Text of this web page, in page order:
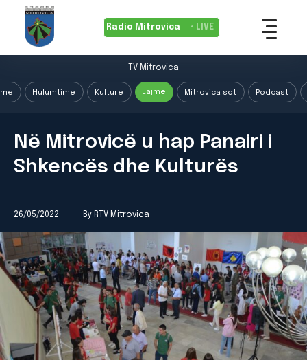
Radio Mitrovica • LIVE
TV Mitrovica
Hulumtime Kulture Lajme Mitrovica sot Podcast
Në Mitrovicë u hap Panairi i
Shkencës dhe Kulturës
26/05/2022 By RTV Mitrovica